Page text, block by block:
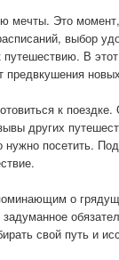
мечты. Это момент,
выбор
путешествию. В
к
других
посетить.
о
свой путь и